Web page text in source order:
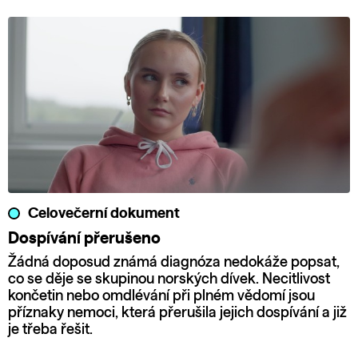
Celovečerní dokument
Dospívání přerušeno
Žádná doposud známá diagnóza nedokáže popsat,
co se děje se skupinou norských dívek. Necitlivost
končetin nebo omdlévání při plném vědomí jsou
příznaky nemoci, která přerušila jejich dospívání a již
je třeba řešit.